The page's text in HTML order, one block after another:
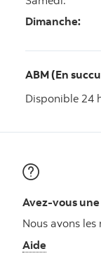
Dimanche:
ABM (En
Disponible 24
Avez-vous
Nous avons les
Aide